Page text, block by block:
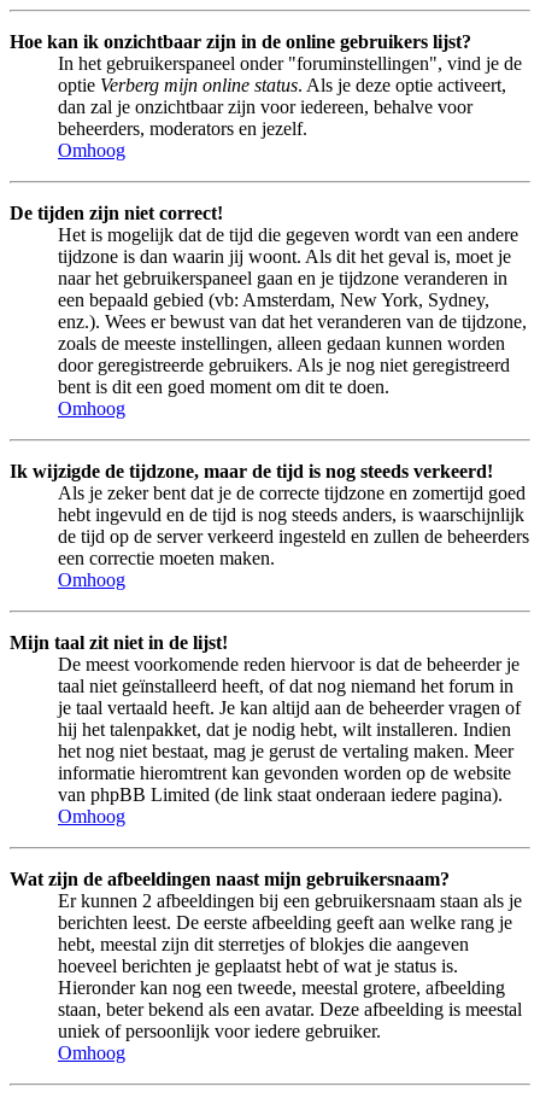
Hoe kan ik onzichtbaar zijn in de online gebruikers lijst?
In het gebruikerspaneel onder "foruminstellingen", vind je de
optie Verberg mijn online status. Als je deze optie activeert,
dan zal je onzichtbaar zijn voor iedereen, behalve voor
beheerders, moderators en jezelf.
Omhoog
De tijden zijn niet correct!
Het is mogelijk dat de tijd die gegeven wordt van een andere
tijdzone is dan waarin jij woont. Als dit het geval is, moet je
naar het gebruikerspaneel gaan en je tijdzone veranderen in
een bepaald gebied (vb: Amsterdam, New York, Sydney,
enz.). Wees er bewust van dat het veranderen van de tijdzone,
zoals de meeste instellingen, alleen gedaan kunnen worden
door geregistreerde gebruikers. Als je nog niet geregistreerd
bent is dit een goed moment om dit te doen.
Omhoog
Ik wijzigde de tijdzone, maar de tijd is nog steeds verkeerd!
Als je zeker bent dat je de correcte tijdzone en zomertijd goed
hebt ingevuld en de tijd is nog steeds anders, is waarschijnlijk
de tijd op de server verkeerd ingesteld en zullen de beheerders
een correctie moeten maken.
Omhoog
Mijn taal zit niet in de lijst!
De meest voorkomende reden hiervoor is dat de beheerder je
taal niet geïnstalleerd heeft, of dat nog niemand het forum in
je taal vertaald heeft. Je kan altijd aan de beheerder vragen of
hij het talenpakket, dat je nodig hebt, wilt installeren. Indien
het nog niet bestaat, mag je gerust de vertaling maken. Meer
informatie hieromtrent kan gevonden worden op de website
van phpBB Limited (de link staat onderaan iedere pagina).
Omhoog
Wat zijn de afbeeldingen naast mijn gebruikersnaam?
Er kunnen 2 afbeeldingen bij een gebruikersnaam staan als je
berichten leest. De eerste afbeelding geeft aan welke rang je
hebt, meestal zijn dit sterretjes of blokjes die aangeven
hoeveel berichten je geplaatst hebt of wat je status is.
Hieronder kan nog een tweede, meestal grotere, afbeelding
staan, beter bekend als een avatar. Deze afbeelding is meestal
uniek of persoonlijk voor iedere gebruiker.
Omhoog